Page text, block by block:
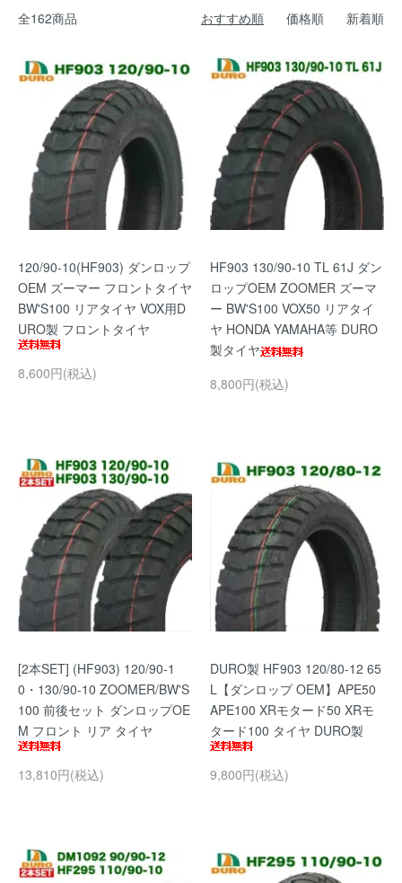
全162商品 おすすめ順 価格順 新着順
120/90-10(HF903) ダンロップ
OEM ズーマー フロントタイヤ
BW'S100 リアタイヤ VOX用D
URO製 フロントタイヤ
8,600円(税込)
HF903 130/90-10 TL 61J ダン
ロップOEM ZOOMER ズーマ
ー BW'S100 VOX50 リアタイ
ヤ HONDA YAMAHA等 DURO
製タイヤ
8,800円(税込)
[2本SET] (HF903) 120/90-1
0・130/90-10 ZOOMER/BW'S
100 前後セット ダンロップOE
M フロント リア タイヤ
13,810円(税込)
DURO製 HF903 120/80-12 65
L【ダンロップ OEM】APE50
APE100 XRモタード50 XRモ
タード100 タイヤ DURO製
9,800円(税込)